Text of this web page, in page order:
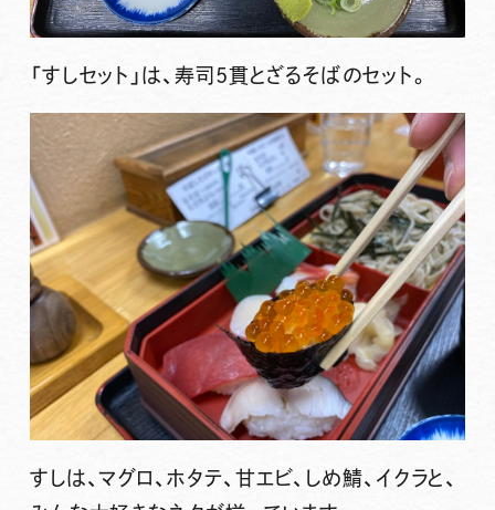
「すしセット」は、寿司5貫とざるそばのセット。
すしは、マグロ、ホタテ、甘エビ、しめ鯖、イクラと、